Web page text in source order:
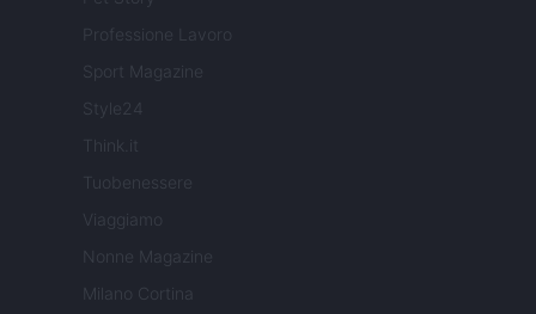
Professione Lavoro
Sport Magazine
Style24
Think.it
Tuobenessere
Viaggiamo
Nonne Magazine
Milano Cortina